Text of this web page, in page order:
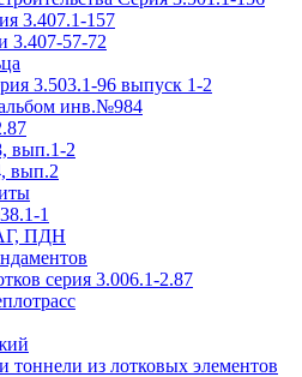
3.407.1-157
3.407-57-72
3.503.1-96 выпуск 1-2
инв.№984
вып.1-2
вып.2
1
ПДН
серия 3.006.1-2.87
из лотковых элементов